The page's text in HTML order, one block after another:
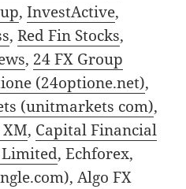
,InvestActive,
,Red Fin Stocks,
, 24 FX Group
(24optione.net),
(unitmarkets com),
, Capital Financial
Limited, Echforex,
Algo FX